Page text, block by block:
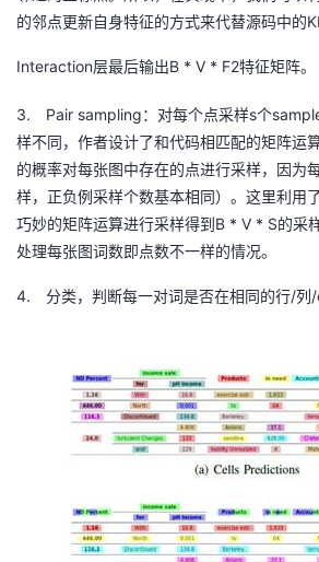
验
收
藏
议
的邻点更新自身特征的方式来代替源码中的
Interaction层最后输出B * V * F2特征矩阵。
3. Pair sampling ：对每个点采样s个
样不同，作者设计了和代码相匹配的矩阵运
的概率对每张图中存在的点进行采样，因为
样，正负例采样个数基本相同）。这里利用
巧妙的矩阵运算进行采样得到 B * V * S的采
处理每张图词数即点数不一样的情况。
4. 分类，判断每一对词是否在相同的行/列